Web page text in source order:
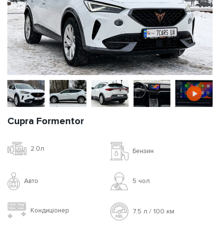
Cupra Formentor
2.0л Бензин
Авто 5 чoл
Кондиціонер 7.5 л / 100 км